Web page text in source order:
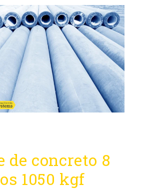
de concreto 8
1050 kgf